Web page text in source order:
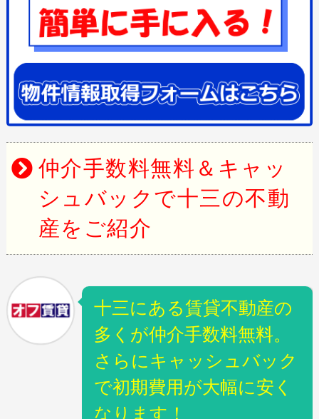
仲介手数料無料＆キャッ
シュバックで十三の不動
産をご紹介
十三にある賃貸不動産の
多くが仲介手数料無料。
さらにキャッシュバック
で初期費用が大幅に安く
なります！